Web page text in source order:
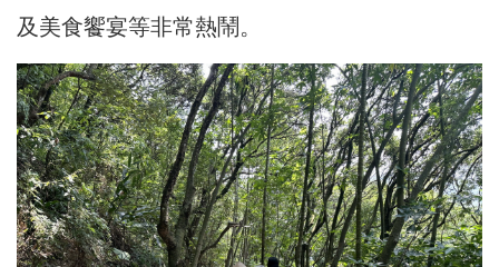
及美食饗宴等非常熱鬧。